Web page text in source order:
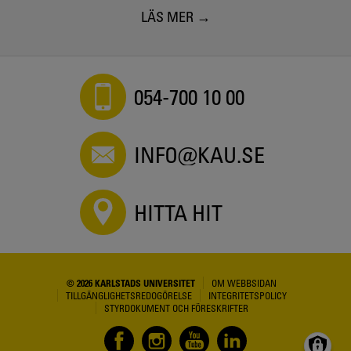
LÄS MER
054-700 10 00
INFO@KAU.SE
HITTA HIT
© 2026 KARLSTADS UNIVERSITET
OM WEBBSIDAN
TILLGÄNGLIGHETSREDOGÖRELSE
INTEGRITETSPOLICY
STYRDOKUMENT OCH FÖRESKRIFTER